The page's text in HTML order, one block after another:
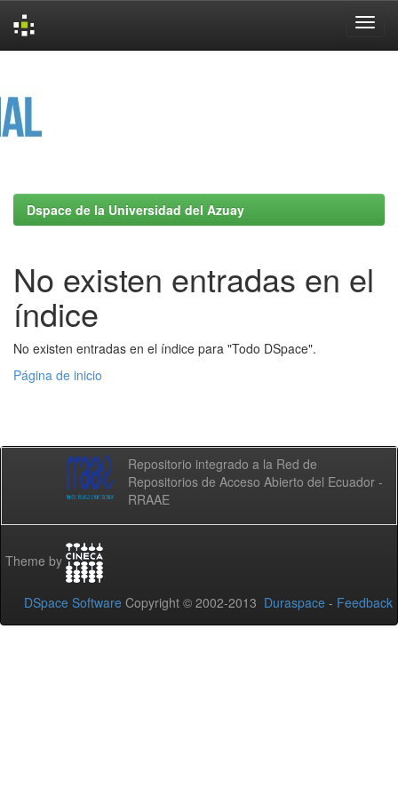
Dspace de la Universidad del Azuay
No existen entradas en el
índice
No existen entradas en el índice para "Todo DSpace".
Página de inicio
Repositorio integrado a la Red de
Repositorios de Acceso Abierto del Ecuador -
RRAAE
Theme by
DSpace Software Copyright © 2002-2013 Duraspace - Feedback